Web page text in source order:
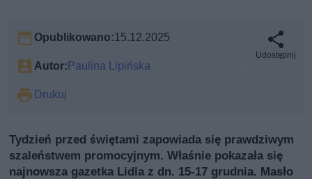
Opublikowano:15.12.2025
Autor:Paulina Lipińska
Drukuj
Udostępnij
Tydzień przed świętami zapowiada się prawdziwym
szaleństwem promocyjnym. Właśnie pokazała się
najnowsza gazetka Lidla z dn. 15-17 grudnia. Masło